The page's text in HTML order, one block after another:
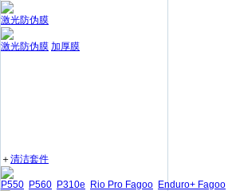
激光防伪膜
激光防伪膜 加厚膜
＋清洁套件
P550 P560 P310e Rio Pro Fagoo Enduro+ Fagoo